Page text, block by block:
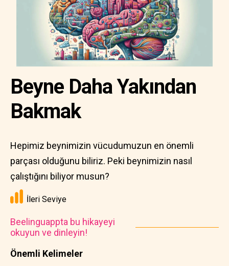
Önemli Kelimeler
Beyne Daha Yakından
Bakmak
Hepimiz beynimizin vücudumuzun en önemli
parçası olduğunu biliriz. Peki beynimizin nasıl
çalıştığını biliyor musun?
İleri Seviye
Beelinguappta bu hikayeyi
okuyun ve dinleyin!